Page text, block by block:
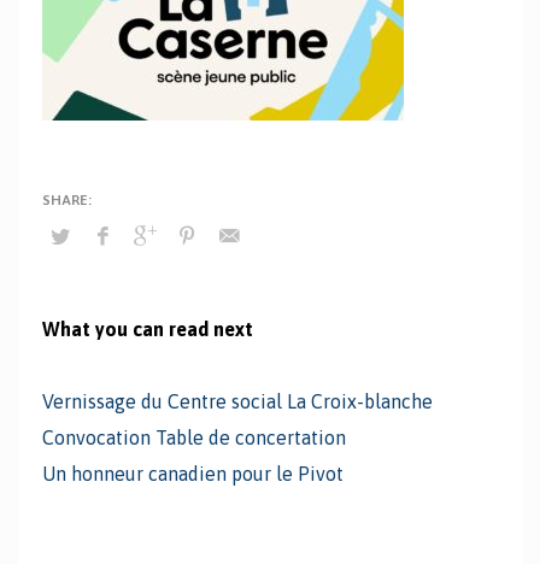
What you can read next
Vernissage du Centre social La Croix-blanche
Convocation Table de concertation
Un honneur canadien pour le Pivot